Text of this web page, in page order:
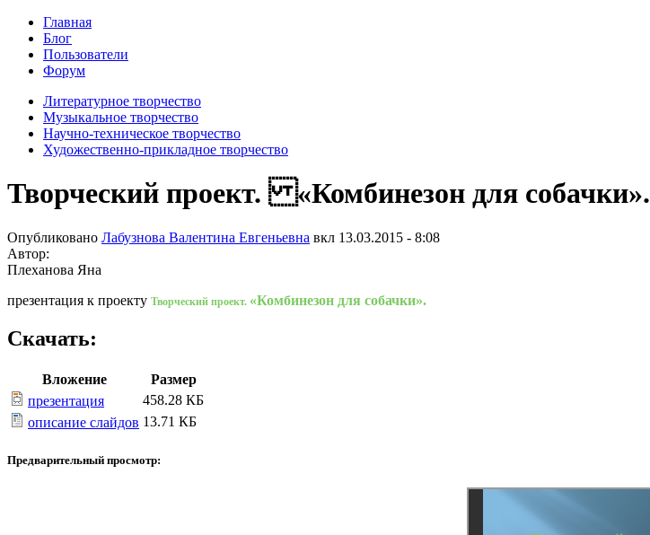
Главная
Блог
Пользователи
Форум
Литературное творчество
Музыкальное творчество
Научно-техническое творчество
Художественно-прикладное творчество
Творческий проект. «Комбинезон для собачки».
Опубликовано Лабузнова Валентина Евгеньевна вкл 13.03.2015 - 8:08
Автор:
Плеханова Яна
презентация к проекту Творческий проект. «Комбинезон для собачки».
Скачать:
Вложение
Размер
презентация
458.28 КБ
описание слайдов 13.71 КБ
Предварительный просмотр: